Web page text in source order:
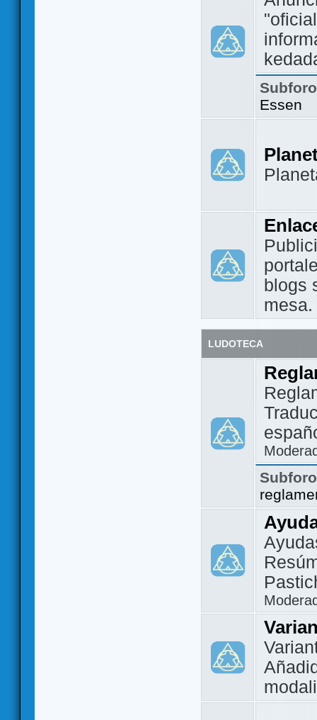
Essen
blogs
mesa.
LUDOTECA